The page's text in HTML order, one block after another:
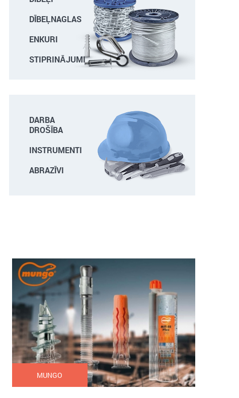
DĪBEĻNAGLAS
ENKURI
STIPRINĀJUMI
DARBA
DROŠĪBA
INSTRUMENTI
ABRAZĪVI
MUNGO